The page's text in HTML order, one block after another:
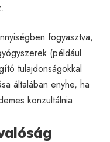
fogyasztva,
(például
tulajdonságokkal
általában enyhe, ha
konzultálnia